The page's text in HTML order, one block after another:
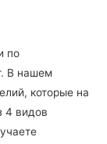
по
В нашем
которые на
4 видов